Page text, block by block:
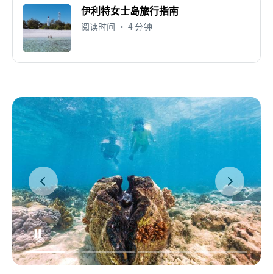
伊利特女士岛旅行指南
阅读时间 • 4 分钟